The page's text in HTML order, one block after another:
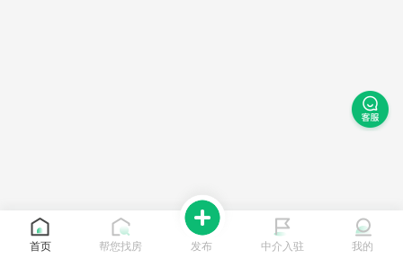
首页 帮您找房 发布 中介入驻 我的